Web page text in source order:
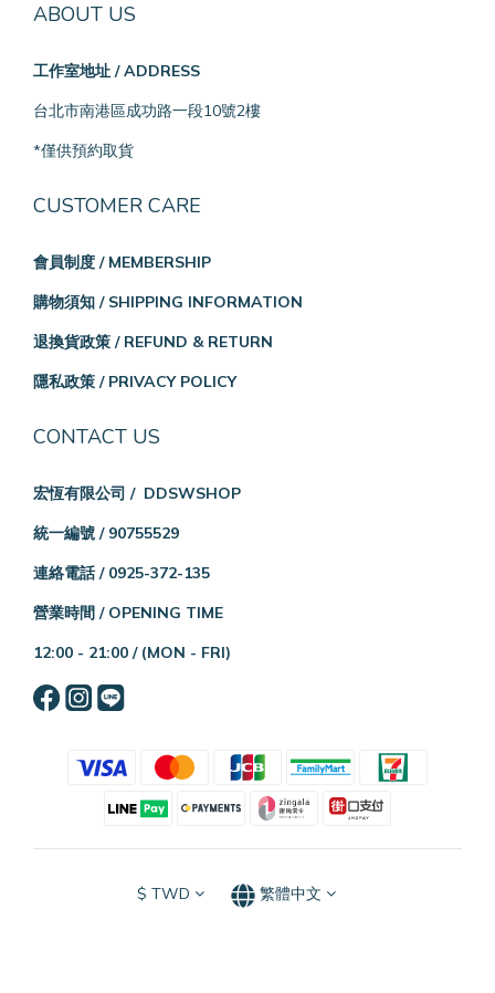
ABOUT US
工作室地址 / ADDRESS
台北市南港區成功路一段10號2樓
*僅供預約取貨
CUSTOMER CARE
會員制度 / MEMBERSHIP
購物須知 / SHIPPING INFORMATION
退換貨政策 / REFUND & RETURN
隱私政策 / PRIVACY POLICY
CONTACT US
宏恆有限公司 / DDSWSHOP
統一編號 / 90755529
連絡電話 / 0925-372-135
營業時間 / OPENING TIME
12:00 - 21:00 / (MON - FRI)
$ TWD 繁體中文